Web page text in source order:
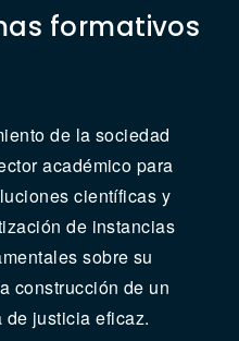
formativos
de la sociedad
académico para
científicas y
de instancias
sobre su
construcción de un
de justicia eficaz.